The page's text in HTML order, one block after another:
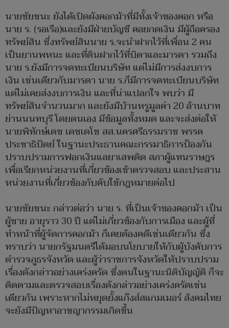
นายชัยชนะ ยังได้เปิดผังคอกม้าที่มีทั้งเจ้าของคอก หรือ
นาย ร. (รอเรือ)และยังมีฝ่ายบัญชี คอยกดเงิน มีผู้ถือครอง
ทรัพย์สิน ซึ่งทรัพย์สินนาย ร.จะนำฝากไว้ที่เพื่อน 2 คน
เป็นยานพหนะ และที่ดินฝากไว้ที่บิดาและมารดา รวมถึง
นาย ร.ยังมีการจดทะเบียนบริษัท แต่ไม่มีการส่งงบการ
เงิน เช่นเดียวกับมารดา นาย ร.ก็มีการจดทะเบียนบริษัท
แต่ไม่เคยส่งงบการเงิน และที่น่าแปลกใจ พบว่า มี
ทรัพย์สินจำนวนมาก และยังมีบ้านหรูมูลค่า 20 ล้านบาท
ย่านนนทบุรี โดยตนเอง มีข้อมูลทั้งหมด และจะส่งต่อให้
นายพิทักษ์เดช เดชเดโช สส.นครศรีธรรมราช พรรค
ประชาธิปัตย์ ในฐานะประธานคณะกรรมาธิการป้องกัน
ปราบปรามการฟอกเงินแลยาเสพติด สภาผู้แทนราษฎร
เพื่อเรียกหน่วยงานที่เกี่ยวข้องเข้าตรวจสอบ และประสาน
หน่วยงานที่เกี่ยวข้องกับคับใช้กฎหมายต่อไป
นายชัยชนะ กล่าวต่อว่า นาย ร. ที่เป็นเจ้าของคอกม้า เป็น
ผู้ชาย อายุราว 30 ปี แต่ไม่เกี่ยวข้องกับการเมือง และผู้ที่
ทำหน้าที่ผู้จัดการคอกม้า ก็เคยต้องคดีเช่นเดียวกัน ซึ่ง
ทราบว่า นายกรัฐมนตรีได้มอบนโยบายให้กับผู้บังคับการ
ตำรวจภูธรจังหวัด และผู้ว่าราชการจังหวัดให้ปราบปราม
เรื่องดังกล่าวอย่างเคร่งครัด ซึ่งตนในฐานะนิติบัญญัติ ก็จะ
ติดตามและตรวจสอบเรื่องดังกล่าวอย่างเคร่งครัดเช่น
เดียวกัน เพราะหากไม่หยุดยั้งแก๊งส์สแกมเมอร์ สังคมไทย
จะยังมีปัญหาอาชญากรรมเกิดขึ้น